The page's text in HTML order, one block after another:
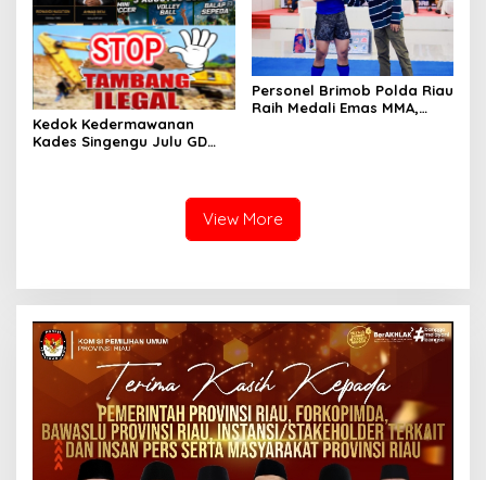
Kedok Kedermawanan
Kades Singengu Julu GD
Personel Brimob Polda Riau
Raih Medali Emas MMA,
View More